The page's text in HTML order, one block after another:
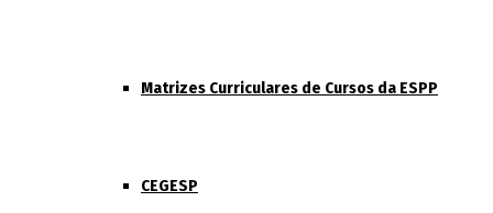
Matrizes Curriculares de Cursos da ESPP
CEGESP